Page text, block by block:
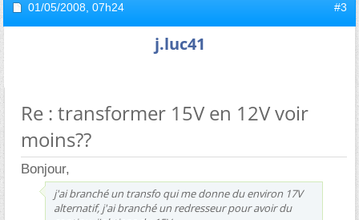
01/05/2008, 07h24 #3
j.luc41
Re : transformer 15V en 12V voir
moins??
Bonjour,
j'ai branché un transfo qui me donne du environ 17V
alternatif, j'ai branché un redresseur pour avoir du